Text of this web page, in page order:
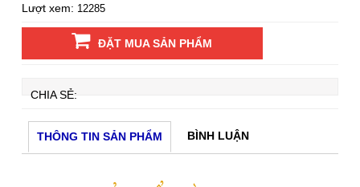
Lượt xem: 12285
ĐẶT MUA SẢN PHẨM
CHIA SẺ:
THÔNG TIN SẢN PHẨM BÌNH LUẬN